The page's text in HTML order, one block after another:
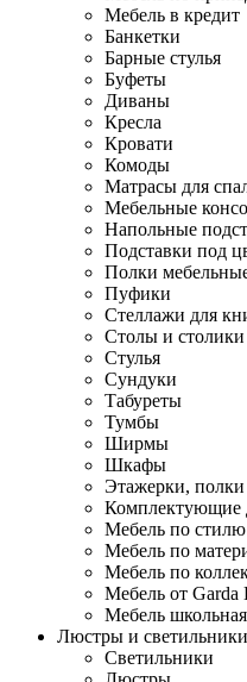
Мебель в кредит
Банкетки
Барные стулья
Буфеты
Диваны
Кресла
Кровати
Комоды
Матрасы для
Мебельные
Напольные
Подставки под
Полки
Пуфики
Стеллажи для
Столы и столики
Стулья
Сундуки
Табуреты
Тумбы
Ширмы
Шкафы
Этажерки, полки
Комплектующие
Мебель по стилю
Мебель по
Мебель по
Мебель от Garda
Мебель школьная
Люстры и светильники
Светильники